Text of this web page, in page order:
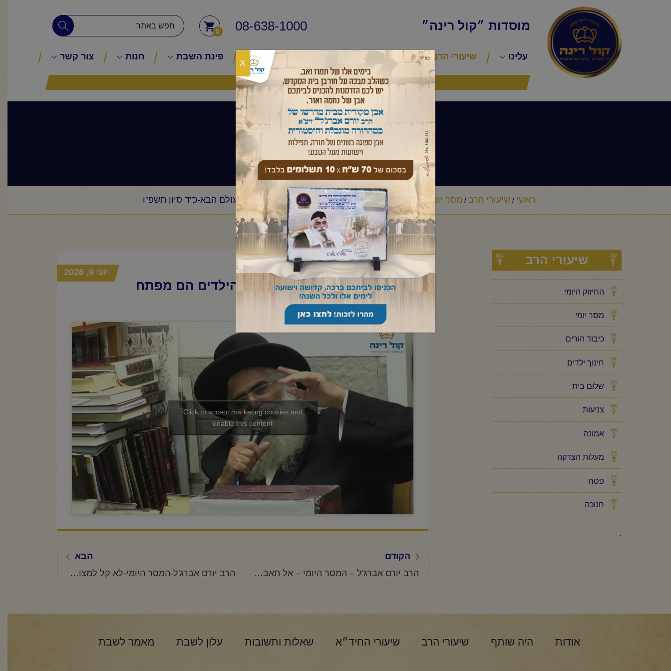
מוסדות ״קול רינה״ 08-638-1000
0
עלינו שיעורי הרב שיעורי החיד״א שאלות ותשובות פינת השבת חנות צור קשר
היה שותף
שיעורי הרב
ראשי / שיעורי הרב/ מסר יומי/ הרב יורם אברג'ל-המסר היומי-הילדים הם מפתח לעולם הבא-כ"ד סיון תשפ"ו
שיעורי הרב
החיזוק היומי
מסר יומי
כיבוד הורים
חינוך ילדים
שלום בית
צניעות
אמונה
מעלות הצדקה
פסח
חנוכה
`
הרב יורם אברג'ל-המסר היומי-הילדים הם מפתח
לעולם הבא-כ"ד סיון תשפ"ו
יוני 9, 2026
Click to accept marketing cookies and
enable this content
הקודם
הרב יורם אברג'ל – המסר היומי – אל תאבד את העוצמה שלך -כ"ג סיון תשפ"ו
הבא
הרב יורם אברג'ל-המסר היומי-לא קל למצוא את צדיק האמת-כ"ה סיון תשפ"ו
אודות היה שותף שיעורי הרב שיעורי החיד״א שאלות ותשובות עלון לשבת מאמר לשבת
X